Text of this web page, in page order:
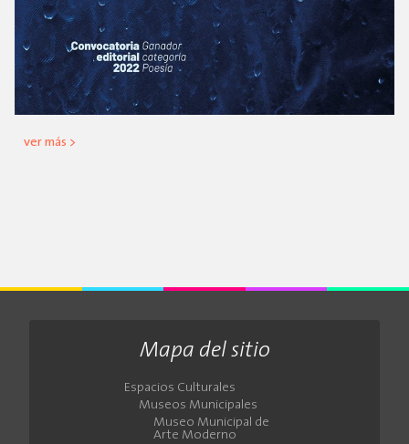
ver más >
Mapa del sitio
Espacios Culturales
Museos Municipales
Museo Municipal de
Arte Moderno